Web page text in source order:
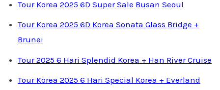
Tour Korea 2025 6D Super Sale Busan Seoul
Tour Korea 2025 6D Korea Sonata Glass Bridge +
Brunei
Tour 2025 6 Hari Splendid Korea + Han River Cruise
Tour Korea 2025 6 Hari Special Korea + Everland